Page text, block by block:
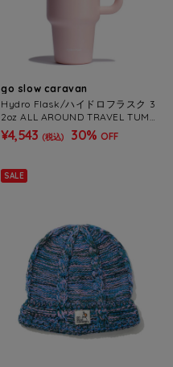
go slow caravan
Hydro Flask/ハイドロフラスク 3
2oz ALL AROUND TRAVEL TUMB
LER
¥4,543 (税込) 30% OFF
SALE